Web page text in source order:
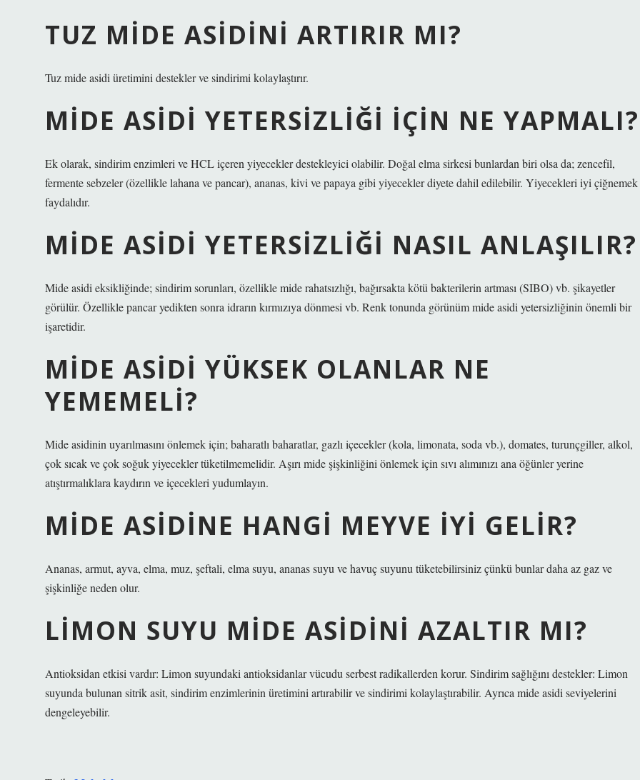
TUZ MIDE ASIDINI ARTIRIR MI?
Tuz mide asidi üretimini destekler ve sindirimi kolaylaştırır.
MIDE ASIDI YETERSIZLIĞI IÇIN NE YAPMALI?
Ek olarak, sindirim enzimleri ve HCL içeren yiyecekler destekleyici olabilir. Doğal elma sirkesi bunlardan biri olsa da; zencefil,
fermente sebzeler (özellikle lahana ve pancar), ananas, kivi ve papaya gibi yiyecekler diyete dahil edilebilir. Yiyecekleri iyi çiğnemek
faydalıdır.
MIDE ASIDI YETERSIZLIĞI NASIL ANLAŞILIR?
Mide asidi eksikliğinde; sindirim sorunları, özellikle mide rahatsızlığı, bağırsakta kötü bakterilerin artması (SIBO) vb. şikayetler
görülür. Özellikle pancar yedikten sonra idrarın kırmızıya dönmesi vb. Renk tonunda görünüm mide asidi yetersizliğinin önemli bir
işaretidir.
MIDE ASIDI YÜKSEK OLANLAR NE
YEMEMELI?
Mide asidinin uyarılmasını önlemek için; baharatlı baharatlar, gazlı içecekler (kola, limonata, soda vb.), domates, turunçgiller, alkol,
çok sıcak ve çok soğuk yiyecekler tüketilmemelidir. Aşırı mide şişkinliğini önlemek için sıvı alımınızı ana öğünler yerine
atıştırmalıklara kaydırın ve içecekleri yudumlayın.
MIDE ASIDINE HANGI MEYVE IYI GELIR?
Ananas, armut, ayva, elma, muz, şeftali, elma suyu, ananas suyu ve havuç suyunu tüketebilirsiniz çünkü bunlar daha az gaz ve
şişkinliğe neden olur.
LIMON SUYU MIDE ASIDINI AZALTIR MI?
Antioksidan etkisi vardır: Limon suyundaki antioksidanlar vücudu serbest radikallerden korur. Sindirim sağlığını destekler: Limon
suyunda bulunan sitrik asit, sindirim enzimlerinin üretimini artırabilir ve sindirimi kolaylaştırabilir. Ayrıca mide asidi seviyelerini
dengeleyebilir.